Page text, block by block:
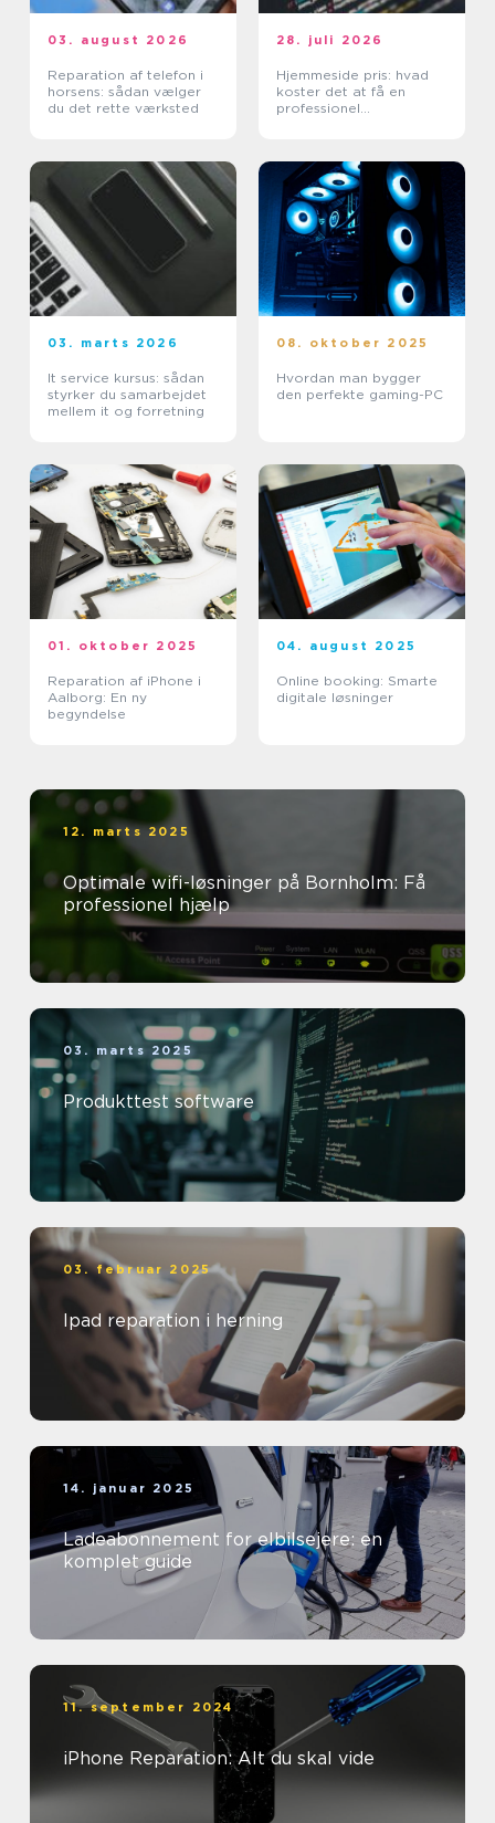
03. august 2026
Reparation af telefon i
horsens: sådan vælger
du det rette værksted
28. juli 2026
Hjemmeside pris: hvad
koster det at få en
professionel
03. marts 2026
It service kursus: sådan
styrker du samarbejdet
mellem it og forretning
08. oktober 2025
Hvordan man bygger
den perfekte gaming-PC
01. oktober 2025
Reparation af iPhone i
Aalborg: En ny
begyndelse
04. august 2025
Online booking: Smarte
digitale løsninger
12. marts 2025
Optimale wifi-løsninger på Bornholm: Få
professionel hjælp
03. marts 2025
Produkttest software
03. februar 2025
Ipad reparation i herning
14. januar 2025
Ladeabonnement for elbilsejere: en
komplet guide
11. september 2024
iPhone Reparation: Alt du skal vide